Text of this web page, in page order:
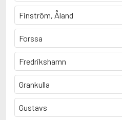
Finström, Åland
Forssa
Fredrikshamn
Grankulla
Gustavs